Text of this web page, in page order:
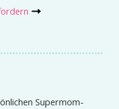
Supermom-